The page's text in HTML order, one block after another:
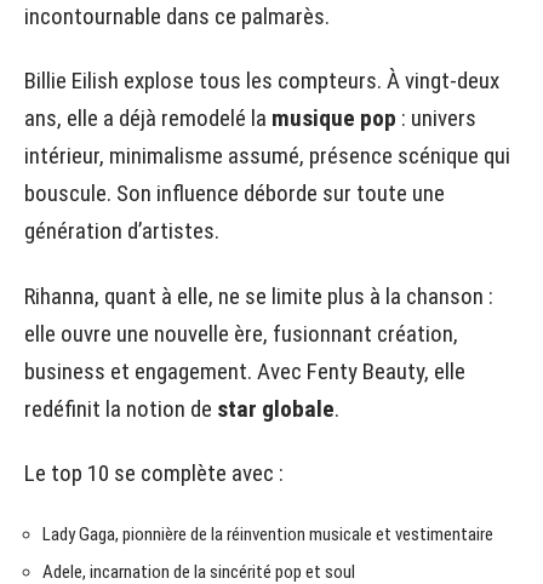
incontournable dans ce palmarès.
Billie Eilish explose tous les compteurs. À vingt-deux
ans, elle a déjà remodelé la musique pop : univers
intérieur, minimalisme assumé, présence scénique qui
bouscule. Son influence déborde sur toute une
génération d’artistes.
Rihanna, quant à elle, ne se limite plus à la chanson :
elle ouvre une nouvelle ère, fusionnant création,
business et engagement. Avec Fenty Beauty, elle
redéfinit la notion de star globale.
Le top 10 se complète avec :
Lady Gaga, pionnière de la réinvention musicale et vestimentaire
Adele, incarnation de la sincérité pop et soul